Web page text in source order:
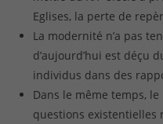
Eglises, la perte de
La modernité n’a pas
d’aujourd’hui est déçu
individus dans des
Dans le même temps,
questions existentielles